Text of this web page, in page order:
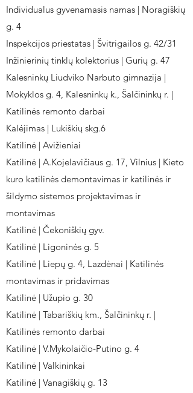
Individualus gyvenamasis namas | Noragiškių
g. 4
Inspekcijos priestatas | Švitrigailos g. 42/31
Inžinierinių tinklų kolektorius | Gurių g. 47
Kalesninkų Liudviko Narbuto gimnazija |
Mokyklos g. 4, Kalesninkų k., Šalčininkų r. |
Katilinės remonto darbai
Kalėjimas | Lukiškių skg.6
Katilinė | Avižieniai
Katilinė | A.Kojelavičiaus g. 17, Vilnius | Kieto
kuro katilinės demontavimas ir katilinės ir
šildymo sistemos projektavimas ir
montavimas
Katilinė | Čekoniškių gyv.
Katilinė | Ligoninės g. 5
Katilinė | Liepų g. 4, Lazdėnai | Katilinės
montavimas ir pridavimas
Katilinė | Užupio g. 30
Katilinė | Tabariškių km., Šalčininkų r. |
Katilinės remonto darbai
Katilinė | V.Mykolaičio-Putino g. 4
Katilinė | Valkininkai
Katilinė | Vanagiškių g. 13